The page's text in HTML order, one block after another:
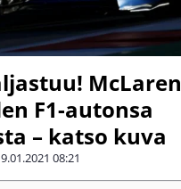
McLaren
F1-autonsa
– katso kuva
08:21